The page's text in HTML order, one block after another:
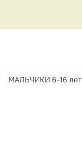
МАЛЬЧИКИ 6-16 лет